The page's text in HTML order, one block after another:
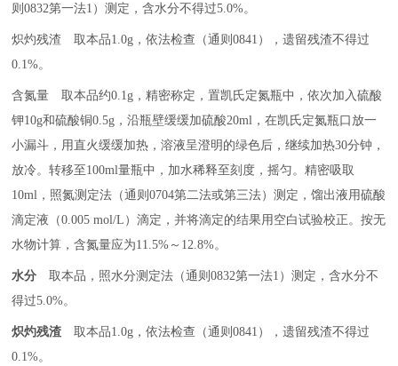
则0832第一法1 ）测定，含水分不得过5.0%。
炽灼残渣 取本品1.0g ，依法检查（通则0841 ），遗留残渣不得过
0.1%。
含氮量 取本品约0.1g ，精密称定，置凯氏定氮瓶中，依次加入硫酸
钾10g和硫酸铜0.5g ，沿瓶壁缓缓加硫酸20ml ，在凯氏定氮瓶口放一
小漏斗，用直火缓缓加热，溶液呈澄明的绿色后，继续加热30分钟，
放冷。转移至 100ml量瓶中，加水稀释至刻度，摇匀。精密吸取
10ml ，照氮测定法（通则0704第二法或第三法）测定，馏出液用硫酸
滴定液（0.005 mol/L ）滴定，并将滴定的结果用空白试验校正。按无
水物计算，含氮量应为11.5% ～ 12.8%。
水分 取本品，照水分测定法（通则0832第一法1 ）测定，含水分不
得过5.0%。
炽灼残渣 取本品1.0g ，依法检查（通则0841 ），遗留残渣不得过
0.1%。